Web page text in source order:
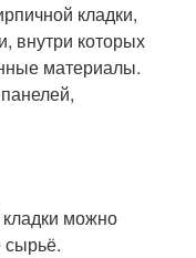
кладки,
внутри которых
материалы.
можно
сырьё.